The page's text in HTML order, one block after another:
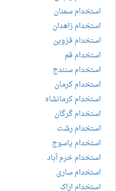
استخدام سمنان
استخدام زاهدان
استخدام قزوین
استخدام قم
استخدام سنندج
استخدام کرمان
استخدام کرمانشاه
استخدام گرگان
استخدام رشت
استخدام یاسوج
استخدام خرم آباد
استخدام ساری
استخدام اراک